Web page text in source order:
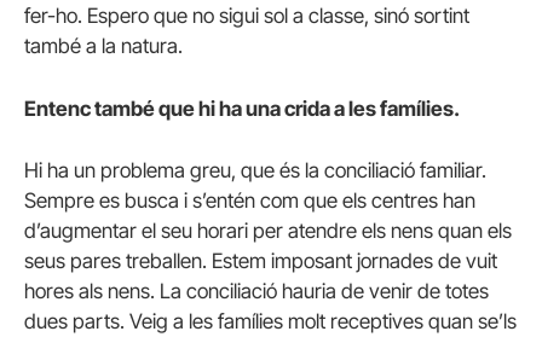
fer-ho. Espero que no sigui sol a classe, sinó sortint
també a la natura.
Entenc també que hi ha una crida a les famílies.
Hi ha un problema greu, que és la conciliació familiar.
Sempre es busca i s’entén com que els centres han
d’augmentar el seu horari per atendre els nens quan els
seus pares treballen. Estem imposant jornades de vuit
hores als nens. La conciliació hauria de venir de totes
dues parts. Veig a les famílies molt receptives quan se’ls